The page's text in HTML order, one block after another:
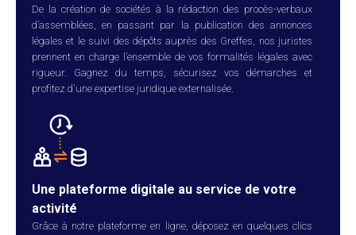
De la création de sociétés à la rédaction des procès-verbaux
d’assemblées, en passant par la publication des annonces
légales et le suivi des dépôts auprès des Greffes, nos juristes
prennent en charge l’ensemble de vos formalités légales avec
rigueur. Gagnez du temps, sécurisez vos démarches et
profitez d'une expertise juridique externalisée.
Une plateforme digitale au service de votre
activité
Grâce à notre plateforme en ligne, déposez en quelques clics